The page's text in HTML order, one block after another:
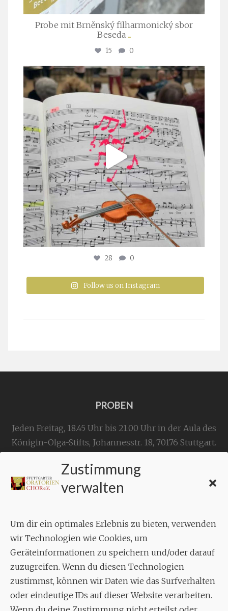
Zustimmung
verwalten
Um dir ein optimales Erlebnis zu bieten, verwenden
wir Technologien wie Cookies, um
Geräteinformationen zu speichern und/oder darauf
zuzugreifen. Wenn du diesen Technologien
zustimmst, können wir Daten wie das Surfverhalten
oder eindeutige IDs auf dieser Website verarbeiten.
Probe mit Brněnský filharmonický sbor
Beseda ...
15 0
stuttgarter_oratorienchor
Juli 23
28 0
Follow us on Instagram
PROBEN
Jeden Freitag, 18.45 Uhr bis 21.00 Uhr in der Aula des
Königin-Olga-Stifts, Johannesstr. 18, 70176 Stuttgart.
KONTAKT
Geschäftsstelle:
Aixheimer Str. 18
70619 Stuttgart
MUSIK
Musikalischer Leiter:
Enrico Trummer